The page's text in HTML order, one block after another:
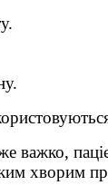
важко,
хворим